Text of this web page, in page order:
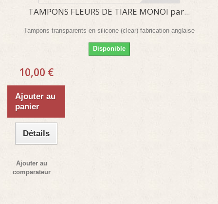
TAMPONS FLEURS DE TIARE MONOI par...
Tampons transparents en silicone (clear) fabrication anglaise
Disponible
10,00 €
Ajouter au
panier
Détails
Ajouter au
comparateur